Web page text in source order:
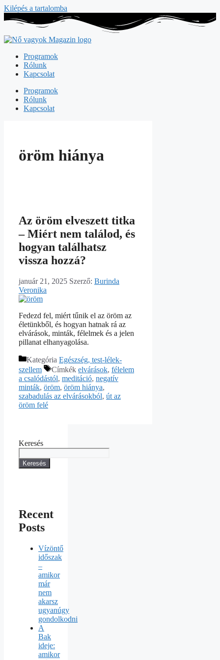
Kilépés a tartalomba
Programok
Rólunk
Kapcsolat
Programok
Rólunk
Kapcsolat
öröm hiánya
Az öröm elveszett titka
– Miért nem találod, és
hogyan találhatsz
vissza hozzá?
január 21, 2025 Szerző: Burinda
Veronika
Fedezd fel, miért tűnik el az öröm az
életünkből, és hogyan hatnak rá az
elvárások, minták, félelmek és a jelen
pillanat elhanyagolása.
Kategória Egészség, test-lélek-
szellem
Címkék elvárások, félelem
a csalódástól, meditáció, negatív
minták, öröm, öröm hiánya,
szabadulás az elvárásokból, út az
öröm felé
Keresés
Keresés
Recent
Posts
Vízöntő
időszak
–
amikor
már
nem
akarsz
ugyanúgy
gondolkodni
A
Bak
ideje:
amikor